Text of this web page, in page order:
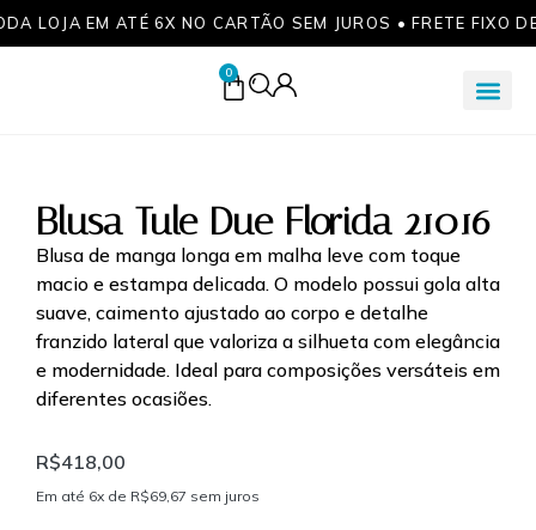
LOJA EM ATÉ 6X NO CARTÃO SEM JUROS • FRETE FIXO
0
Blusa Tule Due Florida 21016
Blusa de manga longa em malha leve com toque
macio e estampa delicada. O modelo possui gola alta
suave, caimento ajustado ao corpo e detalhe
franzido lateral que valoriza a silhueta com elegância
e modernidade. Ideal para composições versáteis em
diferentes ocasiões.
R$418,00
Em até 6x de R$69,67 sem juros